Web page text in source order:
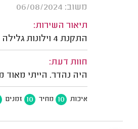
משוב: 06/08/2024
תיאור השירות:
התקנת 4 וילונות גלילה במשרד בכפר סבא.
חוות דעת:
היה נהדר. הייתי מאוד
איכות 10 מחיר 10 זמנים